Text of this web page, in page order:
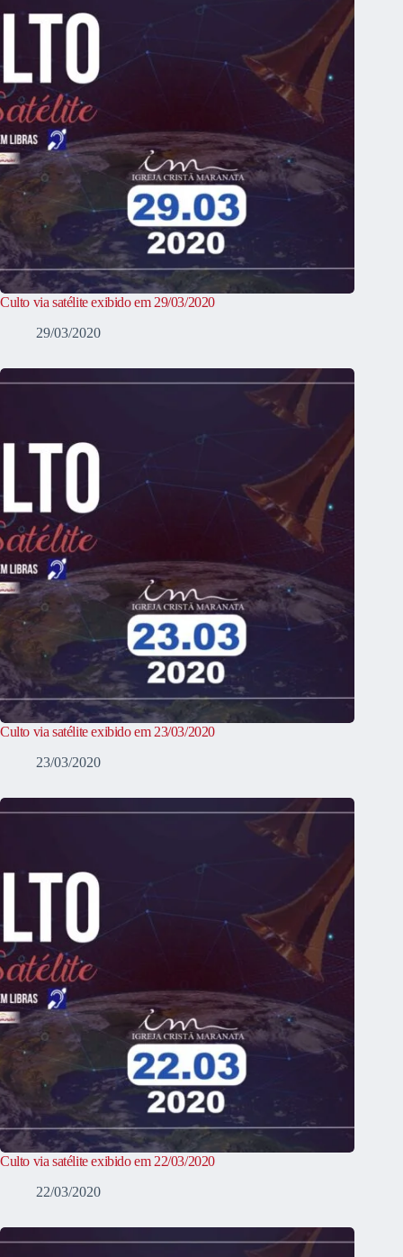
Culto via satélite exibido em 29/03/2020
29/03/2020
Culto via satélite exibido em 23/03/2020
23/03/2020
Culto via satélite exibido em 22/03/2020
22/03/2020